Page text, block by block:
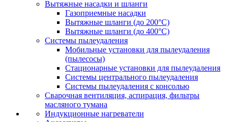
Вытяжные насадки и шланги
Газоприемные насадки
Вытяжные шланги (до 200°C)
Вытяжные шланги (до 400°C)
Системы пылеудаления
Мобильные установки для пылеудаления
(пылесосы)
Стационарные установки для пылеудаления
Системы центрального пылеудаления
Системы пылеудаления с консолью
Сварочная вентиляция, аспирация, фильтры
масляного тумана
Индукционные нагреватели